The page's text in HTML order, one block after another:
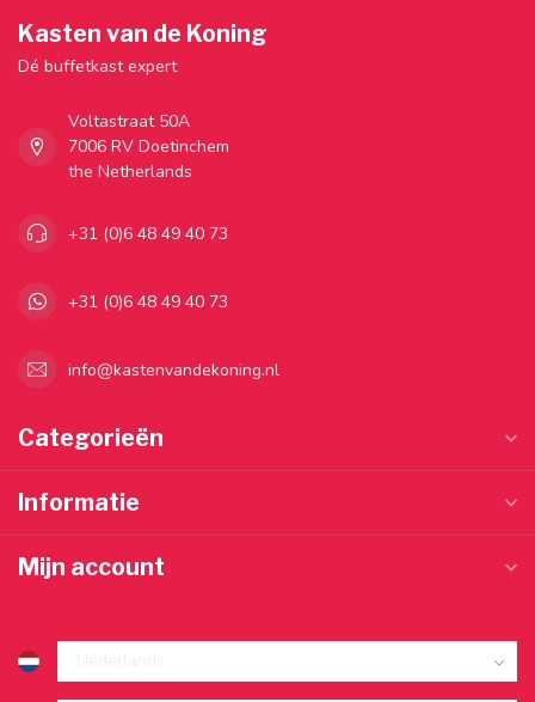
Kasten van de Koning
Dé buffetkast expert
Voltastraat 50A
7006 RV Doetinchem
the Netherlands
+31 (0)6 48 49 40 73
+31 (0)6 48 49 40 73
info@kastenvandekoning.nl
Categorieën
Informatie
Mijn account